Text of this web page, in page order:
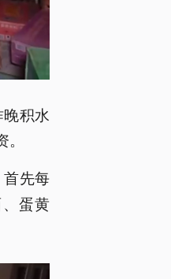
积水
首先每
蛋黄